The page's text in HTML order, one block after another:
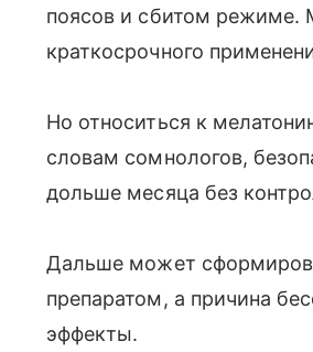
поясов и сбитом режиме.
краткосрочного
Но относиться к
словам сомнологов,
дольше месяца без
Дальше может
препаратом, а причина
эффекты.